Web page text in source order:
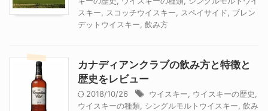
スキー
スコッチウイスキー スペイサイド
ブレン
デットウイスキー 飲み方
カナディアンクラブの飲み方と特徴と
歴史をレビュー
2018/10/26 ウイスキー ウイスキーの歴史
ウイスキーの種類 シングルモルトウイスキー 飲み